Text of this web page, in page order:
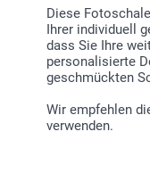
Diese
Ihrer individuell
dass Sie Ihre
personalisierte
geschmückten
Wir empfehlen
verwenden.